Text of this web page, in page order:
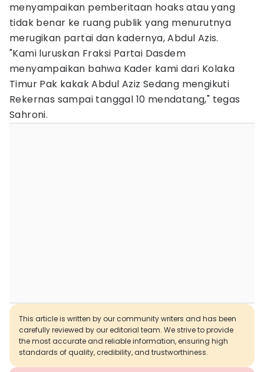
menyampaikan pemberitaan hoaks atau yang
tidak benar ke ruang publik yang menurutnya
merugikan partai dan kadernya, Abdul Azis.
"Kami luruskan Fraksi Partai Dasdem
menyampaikan bahwa Kader kami dari Kolaka
Timur Pak kakak Abdul Aziz Sedang mengikuti
Rekernas sampai tanggal 10 mendatang," tegas
Sahroni.
This article is written by our community writers and has been
carefully reviewed by our editorial team. We strive to provide
the most accurate and reliable information, ensuring high
standards of quality, credibility, and trustworthiness.